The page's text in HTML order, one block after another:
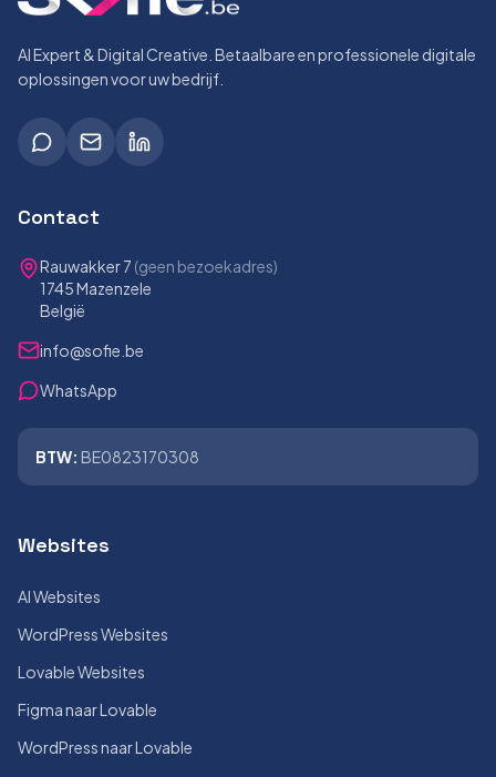
AI Expert & Digital Creative. Betaalbare en professionele digitale
oplossingen voor uw bedrijf.
Contact
Rauwakker 7 (geen bezoekadres)
1745 Mazenzele
België
info@sofie.be
WhatsApp
BTW: BE0823170308
Websites
AI Websites
WordPress Websites
Lovable Websites
Figma naar Lovable
WordPress naar Lovable